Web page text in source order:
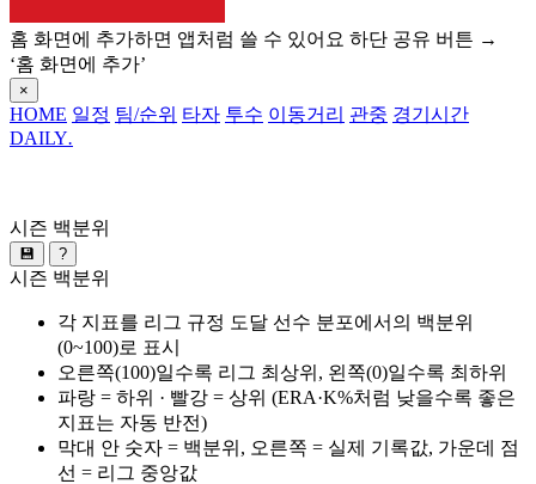
홈 화면에 추가하면 앱처럼 쓸 수 있어요 하단 공유 버튼 →
‘홈 화면에 추가’
×
HOME 일정 팀/순위 타자 투수 이동거리 관중 경기시간
DAILY.
시즌 백분위
💾 ?
시즌 백분위
각 지표를 리그 규정 도달 선수 분포에서의 백분위
(0~100)로 표시
오른쪽(100)일수록 리그 최상위, 왼쪽(0)일수록 최하위
파랑 = 하위 · 빨강 = 상위 (ERA·K%처럼 낮을수록 좋은
지표는 자동 반전)
막대 안 숫자 = 백분위, 오른쪽 = 실제 기록값, 가운데 점
선 = 리그 중앙값